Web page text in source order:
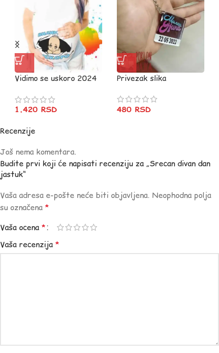
Vidimo se uskoro 2024
1.420 RSD
Privezak slika
480 RSD
Recenzije
Još nema komentara.
Budite prvi koji će napisati recenziju za „Srecan divan dan
jastuk“
Vaša adresa e-pošte neće biti objavljena. Neophodna polja
su označena *
Vaša ocena *
Vaša recenzija *